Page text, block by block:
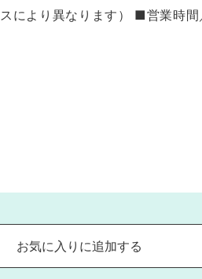
により異なります） ■営業時
お気に入りに追加する